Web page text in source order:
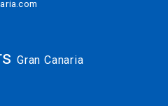
Gran Canaria